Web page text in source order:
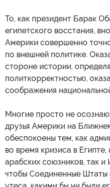
То, как президент Барак
египетского восстания,
Америки совершенно
по внешней политике.
стороне истории,
политкорректностью,
соображения
Многие просто не
друзья Америки на
обеспокоены тем, как
во время кризиса в
арабских союзников, так и
чтобы Соединенные